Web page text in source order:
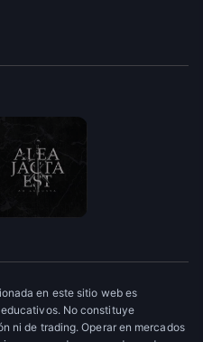
en este sitio web es
No constituye
ni de trading. Operar en mercados